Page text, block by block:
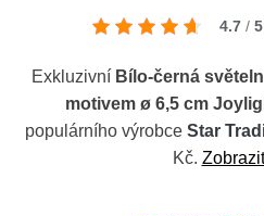
4.7 / 5
Exkluzivní Bílo-černá
motivem ø 6,5 cm
populárního výrobce Star
Kč.